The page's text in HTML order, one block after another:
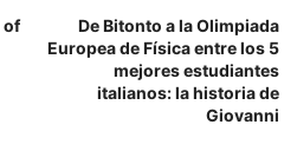
of
De Bitonto a la Olimpiada
Europea de Física entre los 5
mejores estudiantes
italianos: la historia de
Giovanni